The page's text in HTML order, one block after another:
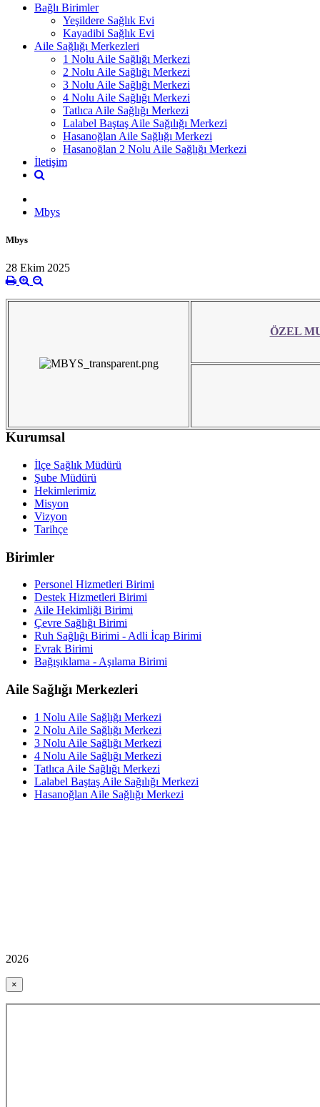
Bağlı Birimler
Yeşildere Sağlık Evi
Kayadibi Sağlık Evi
Aile Sağlığı Merkezleri
1 Nolu Aile Sağlığı Merkezi
2 Nolu Aile Sağlığı Merkezi
3 Nolu Aile Sağlığı Merkezi
4 Nolu Aile Sağlığı Merkezi
Tatlıca Aile Sağlığı Merkezi
Lalabel Baştaş Aile Sağılığı Merkezi
Hasanoğlan Aile Sağlığı Merkezi
Hasanoğlan 2 Nolu Aile Sağlığı Merkezi
İletişim
Mbys
Mbys
28 Ekim 2025
ÖZEL
Kurumsal
İlçe Sağlık Müdürü
Şube Müdürü
Hekimlerimiz
Misyon
Vizyon
Tarihçe
Birimler
Personel Hizmetleri Birimi
Destek Hizmetleri Birimi
Aile Hekimliği Birimi
Çevre Sağlığı Birimi
Ruh Sağlığı Birimi - Adli İcap Birimi
Evrak Birimi
Bağışıklama - Aşılama Birimi
Aile Sağlığı Merkezleri
1 Nolu Aile Sağlığı Merkezi
2 Nolu Aile Sağlığı Merkezi
3 Nolu Aile Sağlığı Merkezi
4 Nolu Aile Sağlığı Merkezi
Tatlıca Aile Sağlığı Merkezi
Lalabel Baştaş Aile Sağılığı Merkezi
Hasanoğlan Aile Sağlığı Merkezi
2026
×